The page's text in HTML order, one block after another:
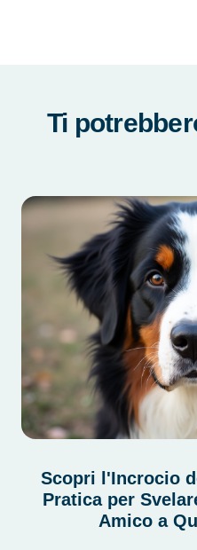
Ti
Scopri l'Incrocio
Pratica per
Amico a